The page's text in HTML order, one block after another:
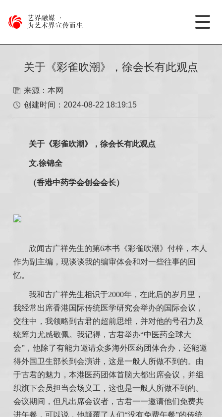
艺界融媒
·
为艺术界宣传而生
关于《彩雀吹潮》，徐会长有此观点
来源：本网
创建时间： 2024-08-22 18:19:15
关于《彩雀吹潮》，徐会长有此观点
文.徐锦全
（香港中药学会创会会长）
欣闻古广祥先生的第6本书《彩雀吹潮》付梓，本人
作为副主编，现谈谈我的编审体会和对一些往事的回
忆。
我和古广祥先生相识于2000年，在此后的岁月里，
我经常出席香港国际传统医学研究会举办的国际会议，
交往中，我领略到古君的超前思维，并对他的号召力及
统筹力尤感敬佩。我记得，古君举办“中医药全球大
会”，他除了有能力邀请众多海外医药团体合办，还能邀
得外国卫生部长到会演讲，这是一般人所做不到的。由
于古君的魅力，本港医药团体首脑大都出席会议，并组
织旗下会员担当会场义工，这也是一般人所做不到的。
会议期间，但凡出席会议者，古君一一邀请他们免费共
进午餐，可以说，他颠覆了人们“没有免费午餐”的传统